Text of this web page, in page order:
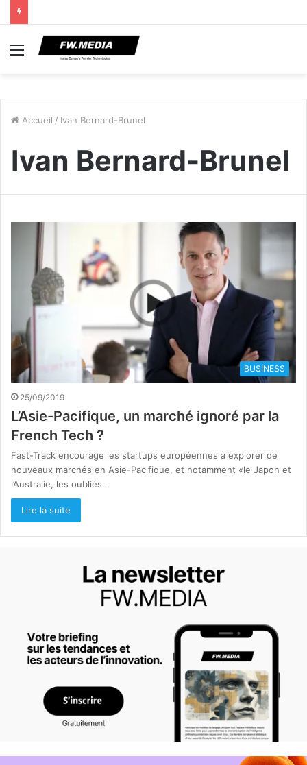
Menu
Accueil / Ivan Bernard-Brunel
Ivan Bernard-Brunel
BUSINESS
25/09/2019
L’Asie-Pacifique, un marché ignoré par la
French Tech ?
Fast-Track encourage les startups européennes à explorer de
nouveaux marchés en Asie-Pacifique, et notamment «le Japon et
l’Australie, les oubliés…
Lire la suite